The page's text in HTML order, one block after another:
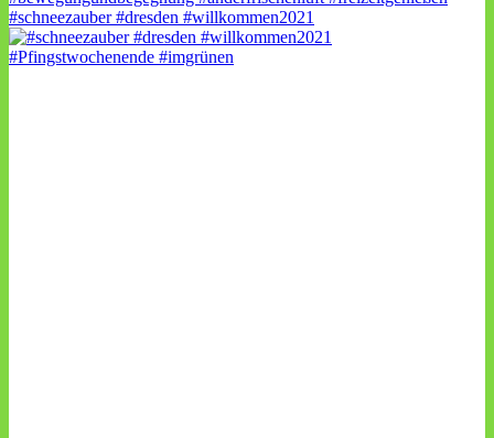
#schneezauber #dresden #willkommen2021
#Pfingstwochenende #imgrünen